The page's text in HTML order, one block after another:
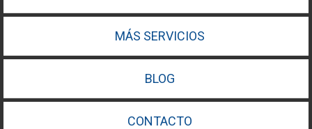
MÁS SERVICIOS
BLOG
CONTACTO